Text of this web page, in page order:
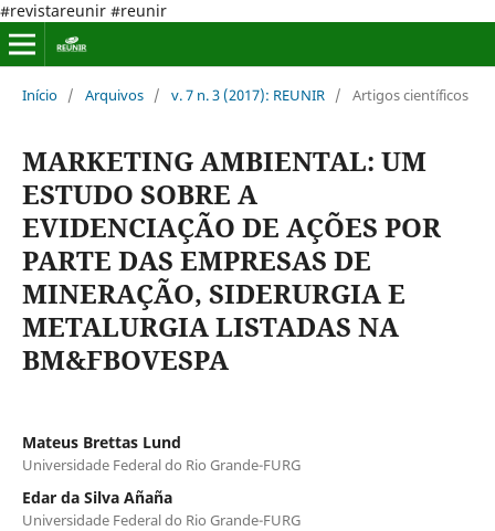
#revistareunir #reunir
Início / Arquivos / v. 7 n. 3 (2017): REUNIR / Artigos científicos
MARKETING AMBIENTAL: UM
ESTUDO SOBRE A
EVIDENCIAÇÃO DE AÇÕES POR
PARTE DAS EMPRESAS DE
MINERAÇÃO, SIDERURGIA E
METALURGIA LISTADAS NA
BM&FBOVESPA
Mateus Brettas Lund
Universidade Federal do Rio Grande-FURG
Edar da Silva Añaña
Universidade Federal do Rio Grande-FURG